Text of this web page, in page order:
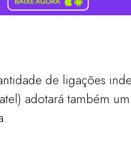
de ligações
adotará também